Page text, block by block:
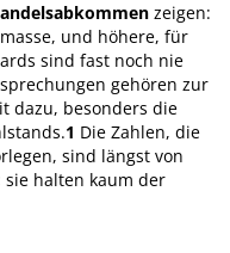
zeigen:
und höhere, für
sind fast noch nie
gehören zur
dazu, besonders die
1 Die Zahlen, die
sind längst von
halten kaum der